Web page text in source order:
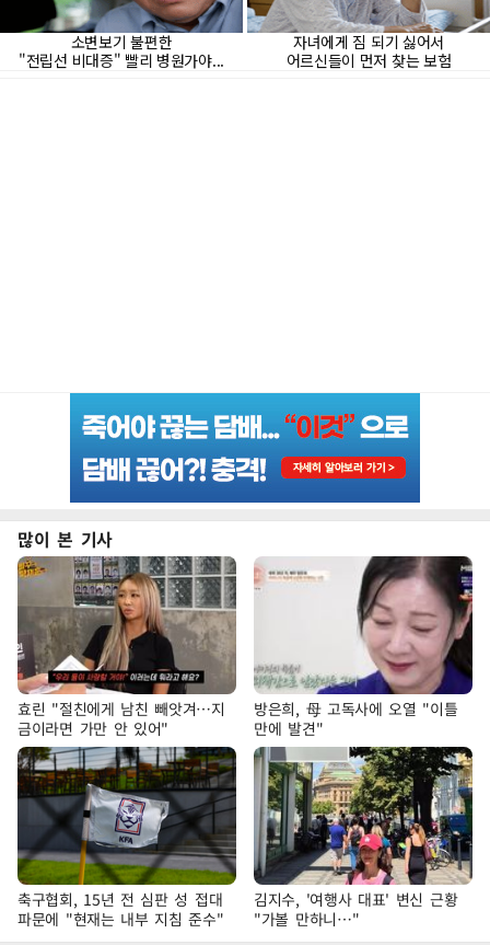
많이 본 기사
효린 "절친에게 남친 빼앗겨…지
금이라면 가만 안 있어"
방은희, 母 고독사에 오열 "이틀
만에 발견"
축구협회, 15년 전 심판 성 접대
파문에 "현재는 내부 지침 준수"
김지수, '여행사 대표' 변신 근황
"가볼 만하니…"